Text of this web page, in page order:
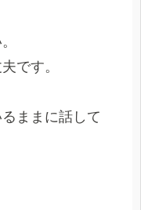
です。
ままに話して